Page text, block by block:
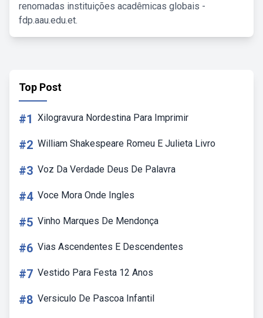
renomadas instituições acadêmicas globais -
fdp.aau.edu.et.
Top Post
#1 Xilogravura Nordestina Para Imprimir
#2 William Shakespeare Romeu E Julieta Livro
#3 Voz Da Verdade Deus De Palavra
#4 Voce Mora Onde Ingles
#5 Vinho Marques De Mendonça
#6 Vias Ascendentes E Descendentes
#7 Vestido Para Festa 12 Anos
#8 Versiculo De Pascoa Infantil